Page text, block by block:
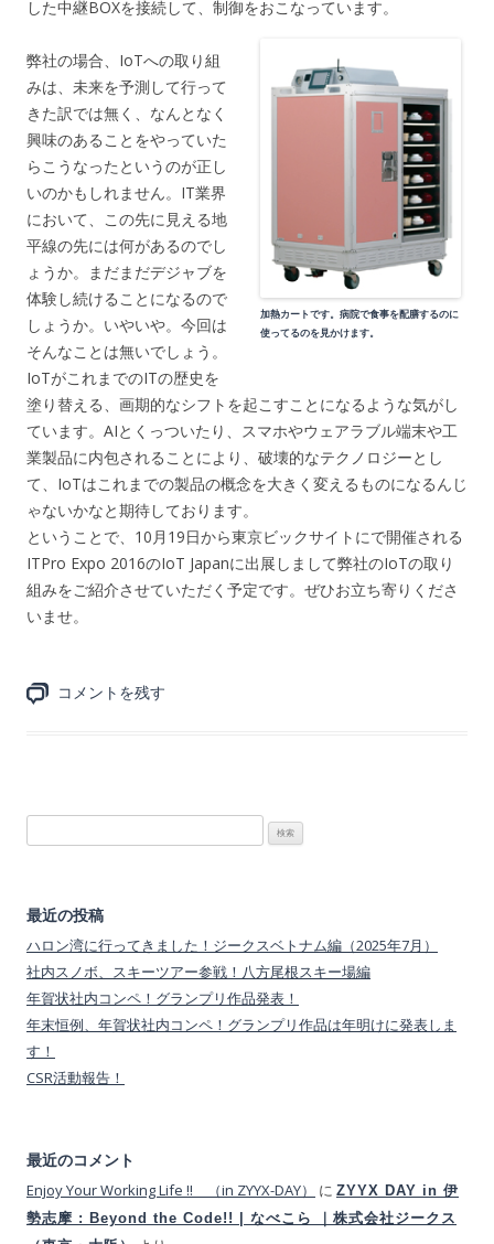
した中継BOXを接続して、制御をおこなっています。
加熱カートです。病院で食事を配膳するのに
使ってるのを見かけます。
弊社の場合、IoTへの取り組
みは、未来を予測して行って
きた訳では無く、なんとなく
興味のあることをやっていた
らこうなったというのが正し
いのかもしれません。IT業界
において、この先に見える地
平線の先には何があるのでし
ょうか。まだまだデジャブを
体験し続けることになるので
しょうか。いやいや。今回は
そんなことは無いでしょう。
IoTがこれまでのITの歴史を
塗り替える、画期的なシフトを起こすことになるような気がし
ています。AIとくっついたり、スマホやウェアラブル端末や工
業製品に内包されることにより、破壊的なテクノロジーとし
て、IoTはこれまでの製品の概念を大きく変えるものになるんじ
ゃないかなと期待しております。
ということで、10月19日から東京ビックサイトにで開催される
ITPro Expo 2016のIoT Japanに出展しまして弊社のIoTの取り
組みをご紹介させていただく予定です。ぜひお立ち寄りくださ
いませ。
コメントを残す
最近の投稿
ハロン湾に行ってきました！ジークスベトナム編（2025年7月）
社内スノボ、スキーツアー参戦！八方尾根スキー場編
年賀状社内コンペ！グランプリ作品発表！
年末恒例、年賀状社内コンペ！グランプリ作品は年明けに発表しま
す！
CSR活動報告！
最近のコメント
Enjoy Your Working Life !! （in ZYYX-DAY） に ZYYX DAY in 伊
勢志摩 : Beyond the Code!! | なべこら ｜株式会社ジークス